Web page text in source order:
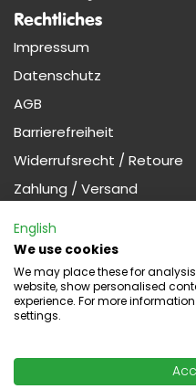
Rechtliches
Impressum
Datenschutz
AGB
Barrierefreiheit
Widerrufsrecht / Retoure
Zahlung / Versand
Profi-Kunde werden
Widerruf
Kontakt
Kontaktformular
Social Media
English
We use cookies
We may place these for
website, show personalised
experience. For more
settings.